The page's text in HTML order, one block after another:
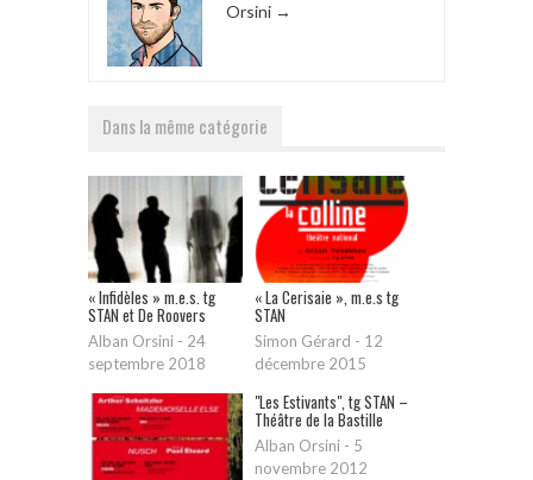
Orsini →
Dans la même catégorie
« Infidèles » m.e.s. tg
STAN et De Roovers
Alban Orsini - 24
septembre 2018
« La Cerisaie », m.e.s tg
STAN
Simon Gérard - 12
décembre 2015
"Les Estivants", tg STAN –
Théâtre de la Bastille
Alban Orsini - 5
novembre 2012